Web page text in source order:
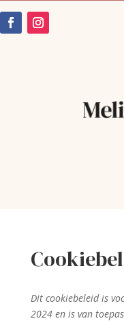
Dit cookiebeleid is
2024 en is van